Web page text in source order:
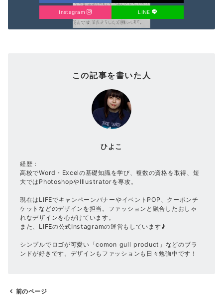
Instagram LINE
この記事を書いた人
ひよこ
経歴：
高校でWord・Excelの基礎知識を学び、複数の資格を取得、短
大ではPhotoshopやIllustratorを専攻。
現在はLIFEでキャンペーンバナーやイベントPOP、クーポンチ
ケットなどのデザインを担当。ファッションと融合したおしゃ
れなデザインを心がけています。
また、LIFEの公式Instagramの運営もしています♪
シンプルでロゴが可愛い「comon gull product」などのブラ
ンドが好きです。デザインもファッションも日々勉強中です！
前のページ